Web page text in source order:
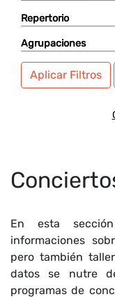
Repertorio
Agrupaciones
Aplicar Filtros
En esta
informaciones
pero también
datos se nutre
programas de